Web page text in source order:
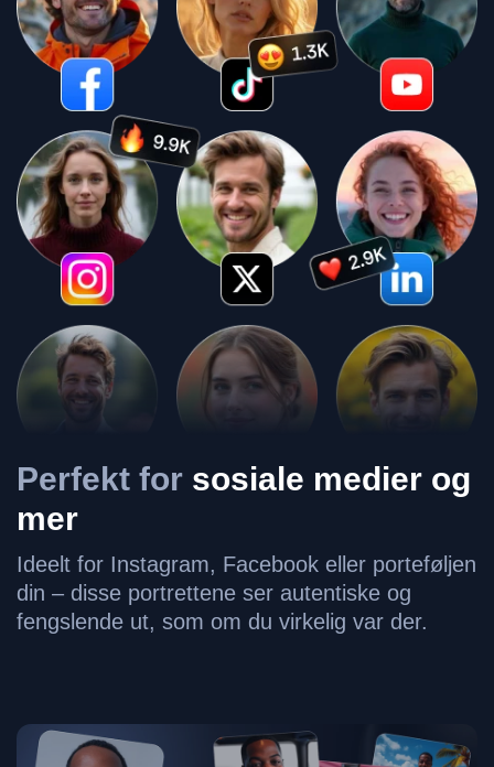
Perfekt for sosiale medier og
mer
Ideelt for Instagram, Facebook eller porteføljen
din – disse portrettene ser autentiske og
fengslende ut, som om du virkelig var der.